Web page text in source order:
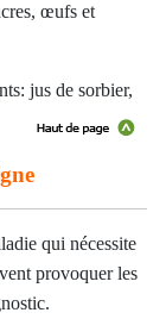
œufs et
jus de sorbier,
qui nécessite
provoquer les